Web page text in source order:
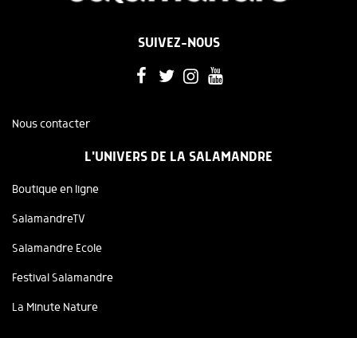
SUIVEZ-NOUS
Nous contacter
L'UNIVERS DE LA SALAMANDRE
Boutique en ligne
SalamandreTV
Salamandre Ecole
Festival Salamandre
La Minute Nature